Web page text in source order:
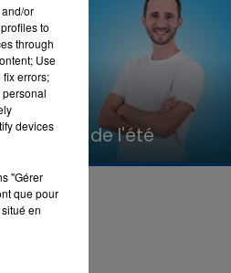
La Team de l'été
or
to
through
Use
errors;
devices
"Gérer
que pour
en